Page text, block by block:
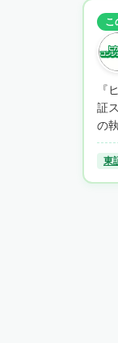
こ
『
証
の
東